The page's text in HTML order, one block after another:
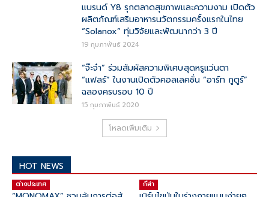
แบรนด์ Y8 รุกตลาดสุขภาพและความงาม เปิดตัว
ผลิตภัณฑ์เสริมอาหารนวัตกรรมครั้งแรกในไทย
“Solanox” ทุ่มวิจัยและพัฒนากว่า 3 ปี
19 กุมภาพันธ์ 2024
“จ๊ะจ๋า” ร่วมสัมผัสความพิเศษสุดหรูแว่นตา
“แฟลร์” ในงานเปิดตัวคอลเลคชั่น “อาร์ท กูตูร์”
ฉลองครบรอบ 10 ปี
15 กุมภาพันธ์ 2020
โหลดเพิ่มเติม
HOT NEWS
ต่างประเทศ กีฬา